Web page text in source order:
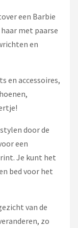
een Barbie
met paarse
en
en accessoires,
door de
een
Je kunt het
bed voor het
van de
zo